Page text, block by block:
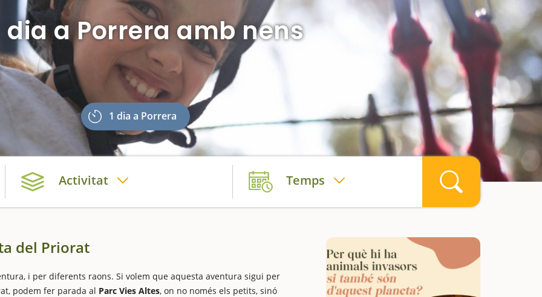
dia a Porrera amb nens
1 dia a Porrera
Activitat Temps
del Priorat
i per diferents raons. Si volem que aquesta aventura sigui per
podem fer parada al Parc Vies Altes, on no només els petits, sinó